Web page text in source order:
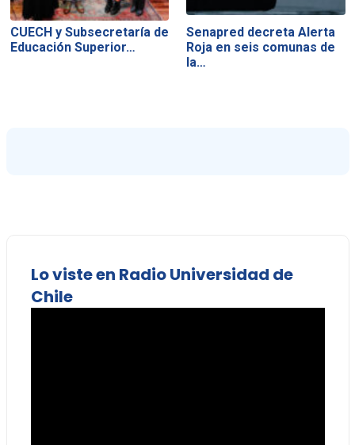
CUECH y Subsecretaría de
Educación Superior…
Senapred decreta Alerta
Roja en seis comunas de
la…
Lo viste en Radio Universidad de
Chile